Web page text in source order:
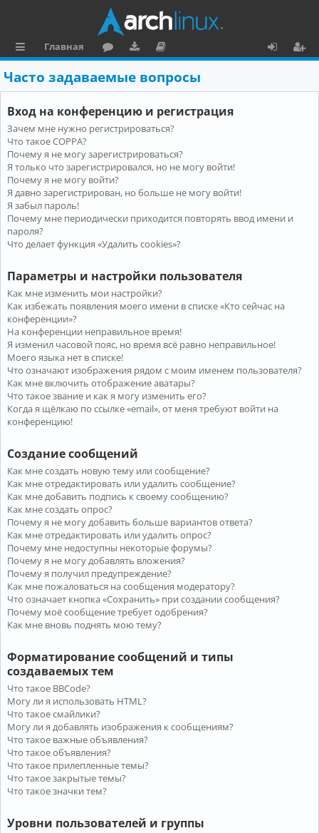
ы
л
к
и
Главная
ру
м
ру
зк
и
ку
м
е
н
та
ц
и
я
о
и
Часто задаваемые вопросы
Вход на конференцию и регистрация
Зачем мне нужно регистрироваться?
Что такое COPPA?
Почему я не могу зарегистрироваться?
Я только что зарегистрировался, но не могу войти!
Почему я не могу войти?
Я давно зарегистрирован, но больше не могу войти!
Я забыл пароль!
Почему мне периодически приходится повторять ввод имени и
пароля?
Что делает функция «Удалить cookies»?
Параметры и настройки пользователя
Как мне изменить мои настройки?
Как избежать появления моего имени в списке «Кто сейчас на
конференции»?
На конференции неправильное время!
Я изменил часовой пояс, но время всё равно неправильное!
Моего языка нет в списке!
Что означают изображения рядом с моим именем пользователя?
Как мне включить отображение аватары?
Что такое звание и как я могу изменить его?
Когда я щёлкаю по ссылке «email», от меня требуют войти на
конференцию!
Создание сообщений
Как мне создать новую тему или сообщение?
Как мне отредактировать или удалить сообщение?
Как мне добавить подпись к своему сообщению?
Как мне создать опрос?
Почему я не могу добавить больше вариантов ответа?
Как мне отредактировать или удалить опрос?
Почему мне недоступны некоторые форумы?
Почему я не могу добавлять вложения?
Почему я получил предупреждение?
Как мне пожаловаться на сообщения модератору?
Что означает кнопка «Сохранить» при создании сообщения?
Почему моё сообщение требует одобрения?
Как мне вновь поднять мою тему?
Форматирование сообщений и типы
создаваемых тем
Что такое BBCode?
Могу ли я использовать HTML?
Что такое смайлики?
Могу ли я добавлять изображения к сообщениям?
Что такое важные объявления?
Что такое объявления?
Что такое прилепленные темы?
Что такое закрытые темы?
Что такое значки тем?
Уровни пользователей и группы